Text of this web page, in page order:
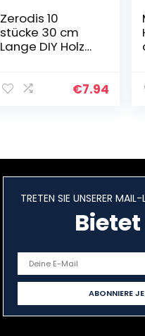
Zerodis 10
stücke 30 cm
Lange DIY Holz
Holzbau Stöcke
€7.94
TRETEN SIE UNSERER MAIL-